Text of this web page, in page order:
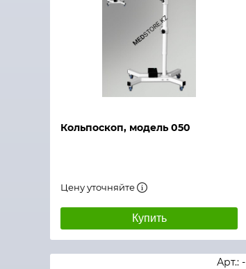
Кольпоскоп, модель 050
Цену уточняйте
Купить
Быстрый просмотр
Арт.: -